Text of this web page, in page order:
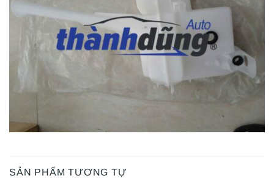
SẢN PHẨM TƯƠNG TỰ